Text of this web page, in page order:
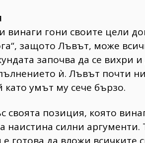
винаги гони своите цели
защото Лъвът, може
започва да се вихри
ѝ. Лъвът почти
умът му сече бързо.
своята позиция, която
наистина силни аргументи.
готова да вложи всичките